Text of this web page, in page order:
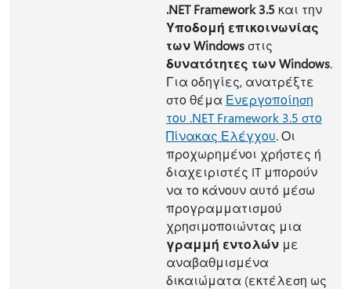
.NET Framework 3.5 και την
Υποδομή επικοινωνίας
των Windowsστις
δυνατότητες των Windows.
Για οδηγίες, ανατρέξτε
στο θέμα Ενεργοποίηση
του .NET Framework 3.5 στο
Πίνακας Ελέγχου. Οι
προχωρημένοι χρήστες ή
διαχειριστές IT μπορούν
να το κάνουν αυτό μέσω
προγραμματισμού
χρησιμοποιώντας μια
γραμμή εντολών με
αναβαθμισμένα
δικαιώματα (εκτέλεση ως